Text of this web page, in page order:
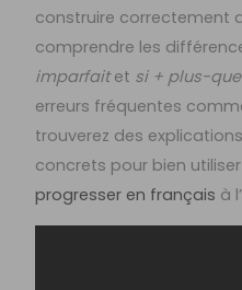
construire correctement
comprendre les
imparfaitet si + plus-
erreurs fréquentes
trouverez des
concrets pour bien
progresser en français à